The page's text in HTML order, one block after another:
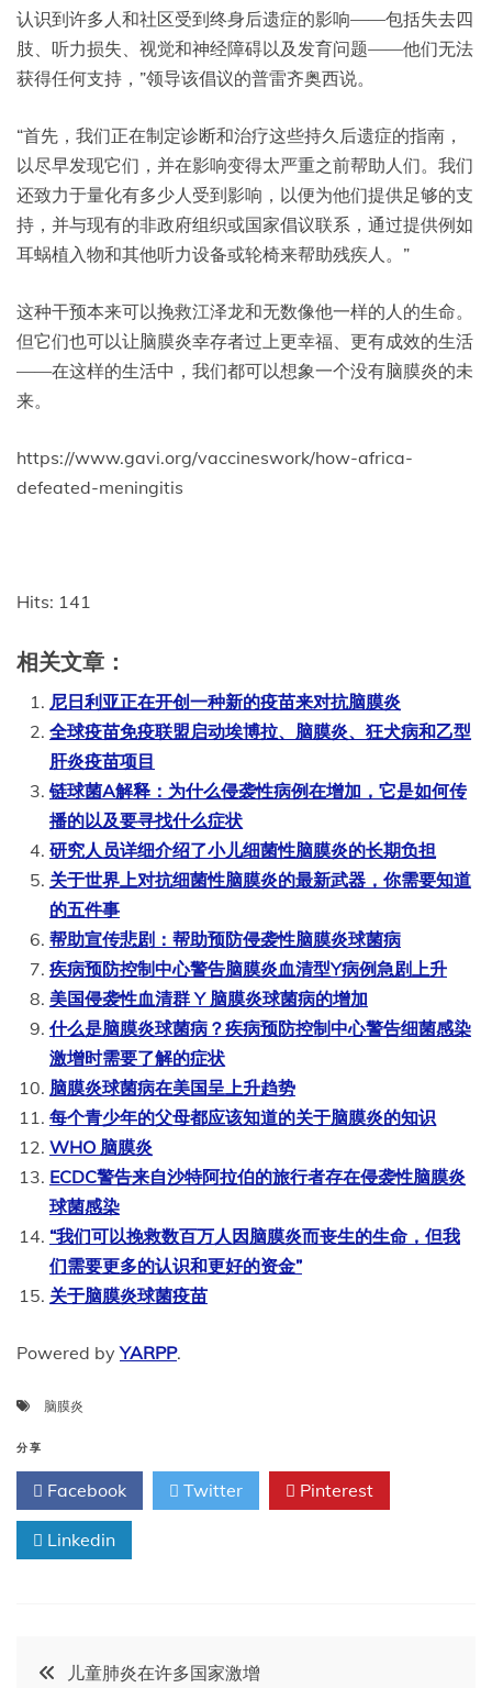
认识到许多人和社区受到终身后遗症的影响——包括失去四
肢、听力损失、视觉和神经障碍以及发育问题——他们无法
获得任何支持，”领导该倡议的普雷齐奥西说。
“首先，我们正在制定诊断和治疗这些持久后遗症的指南，
以尽早发现它们，并在影响变得太严重之前帮助人们。我们
还致力于量化有多少人受到影响，以便为他们提供足够的支
持，并与现有的非政府组织或国家倡议联系，通过提供例如
耳蜗植入物和其他听力设备或轮椅来帮助残疾人。”
这种干预本来可以挽救江泽龙和无数像他一样的人的生命。
但它们也可以让脑膜炎幸存者过上更幸福、更有成效的生活
——在这样的生活中，我们都可以想象一个没有脑膜炎的未
来。
https://www.gavi.org/vaccineswork/how-africa-
defeated-meningitis
Hits: 141
相关文章：
尼日利亚正在开创一种新的疫苗来对抗脑膜炎
全球疫苗免疫联盟启动埃博拉、脑膜炎、狂犬病和乙型
肝炎疫苗项目
链球菌A解释：为什么侵袭性病例在增加，它是如何传
播的以及要寻找什么症状
研究人员详细介绍了小儿细菌性脑膜炎的长期负担
关于世界上对抗细菌性脑膜炎的最新武器，你需要知道
的五件事
帮助宣传悲剧：帮助预防侵袭性脑膜炎球菌病
疾病预防控制中心警告脑膜炎血清型Y病例急剧上升
美国侵袭性血清群 Y 脑膜炎球菌病的增加
什么是脑膜炎球菌病？疾病预防控制中心警告细菌感染
激增时需要了解的症状
脑膜炎球菌病在美国呈上升趋势
每个青少年的父母都应该知道的关于脑膜炎的知识
WHO 脑膜炎
ECDC警告来自沙特阿拉伯的旅行者存在侵袭性脑膜炎
球菌感染
“我们可以挽救数百万人因脑膜炎而丧生的生命，但我
们需要更多的认识和更好的资金”
关于脑膜炎球菌疫苗
Powered byYARPP.
脑膜炎
分享
Facebook Twitter Pinterest
Linkedin
文
儿童肺炎在许多国家激增